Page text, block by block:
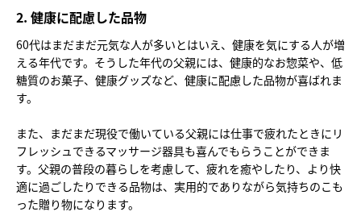
2. 健康に配慮した品物
60代はまだまだ元気な人が多いとはいえ、健康を気にする人が増
える年代です。そうした年代の父親には、健康的なお惣菜や、低
糖質のお菓子、健康グッズなど、健康に配慮した品物が喜ばれま
す。
また、まだまだ現役で働いている父親には仕事で疲れたときにリ
フレッシュできるマッサージ器具も喜んでもらうことができま
す。父親の普段の暮らしを考慮して、疲れを癒やしたり、より快
適に過ごしたりできる品物は、実用的でありながら気持ちのこも
った贈り物になります。